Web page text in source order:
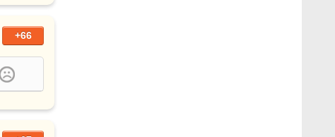
+66